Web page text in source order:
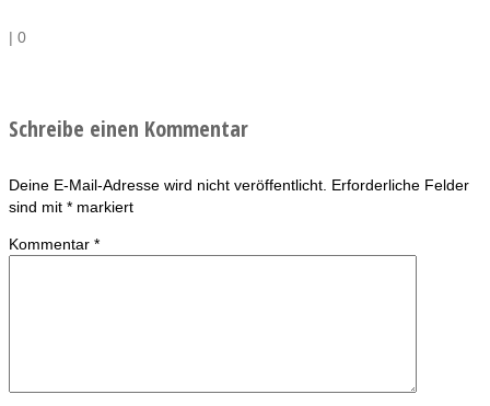
| 0
Schreibe einen Kommentar
Deine E-Mail-Adresse wird nicht veröffentlicht. Erforderliche Felder
sind mit * markiert
Kommentar *